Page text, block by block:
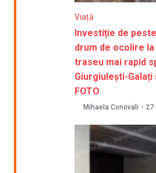
Viață
Investiție de
drum de ocolire
traseu mai rapid
Giurgiulești-
FOTO
Mihaela Conovali - 27